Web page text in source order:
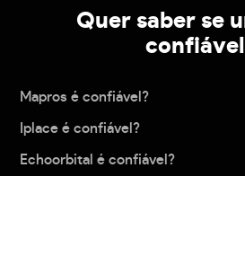
Quer saber se
Mapros é confiável?
Iplace é confiável?
Echoorbital é confiável?